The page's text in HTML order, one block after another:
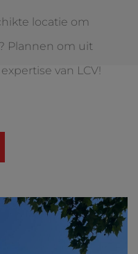
locatie om
Plannen om uit
van LCV!